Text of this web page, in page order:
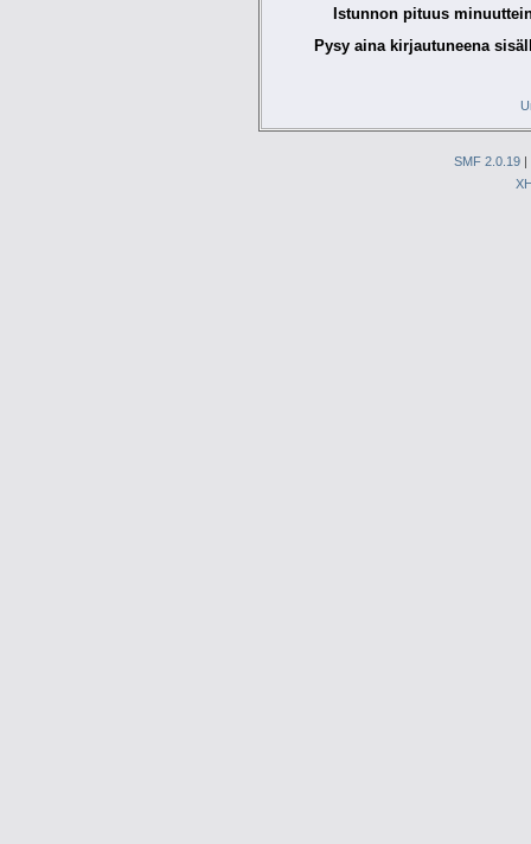
Istunnon pituus
Pysy aina kirjautuneena
SMF 2.0.19